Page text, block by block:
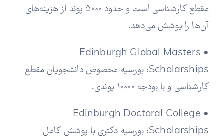
مقطع کارشناسی است و حدود 5000 پوند از هزینه‌های
آن‌ها را پوشش می‌دهد.
• Edinburgh Global Masters
Scholarships: بورسیه مخصوص دانشجویان مقطع
کارشناسی و با بودجه 10000 پوندی.
• Edinburgh Doctoral College
Scholarships: بورسیه دکتری با پوشش کامل